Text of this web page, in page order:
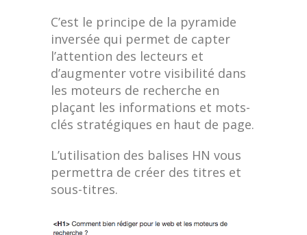
C’est le principe de la pyramide
inversée qui permet de capter
l’attention des lecteurs et
d’augmenter votre visibilité dans
les moteurs de recherche en
plaçant les informations et mots-
clés stratégiques en haut de page.
L’utilisation des balises HN vous
permettra de créer des titres et
sous-titres.